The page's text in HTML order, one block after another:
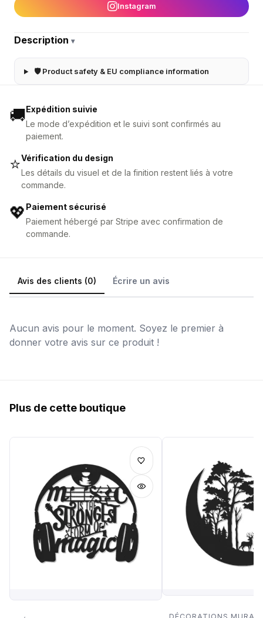
Instagram
Description ▾
🛡 Product safety & EU compliance information
🚚Expédition suivie
Le mode d’expédition et le suivi sont confirmés au
paiement.
⭐Vérification du design
Les détails du visuel et de la finition restent liés à votre
commande.
💖 Paiement sécurisé
Paiement hébergé par Stripe avec confirmation de
commande.
Avis des clients (0) Écrire un avis
Aucun avis pour le moment. Soyez le premier à
donner votre avis sur ce produit !
Plus de cette boutique